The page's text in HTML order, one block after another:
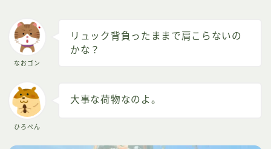
なおゴン
リュック背負ったままで肩こらないの
かな？
ひろぺん
大事な荷物なのよ。